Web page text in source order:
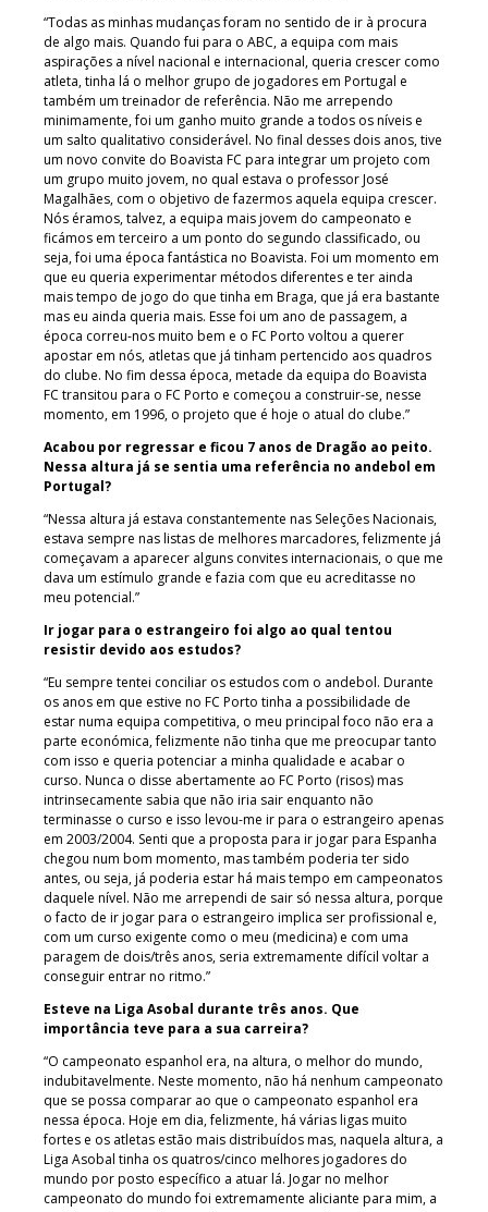
“Todas as minhas mudanças foram no sentido de ir à procura
de algo mais. Quando fui para o ABC, a equipa com mais
aspirações a nível nacional e internacional, queria crescer como
atleta, tinha lá o melhor grupo de jogadores em Portugal e
também um treinador de referência. Não me arrependo
minimamente, foi um ganho muito grande a todos os níveis e
um salto qualitativo considerável. No final desses dois anos, tive
um novo convite do Boavista FC para integrar um projeto com
um grupo muito jovem, no qual estava o professor José
Magalhães, com o objetivo de fazermos aquela equipa crescer.
Nós éramos, talvez, a equipa mais jovem do campeonato e
ficámos em terceiro a um ponto do segundo classificado, ou
seja, foi uma época fantástica no Boavista. Foi um momento em
que eu queria experimentar métodos diferentes e ter ainda
mais tempo de jogo do que tinha em Braga, que já era bastante
mas eu ainda queria mais. Esse foi um ano de passagem, a
época correu-nos muito bem e o FC Porto voltou a querer
apostar em nós, atletas que já tinham pertencido aos quadros
do clube. No fim dessa época, metade da equipa do Boavista
FC transitou para o FC Porto e começou a construir-se, nesse
momento, em 1996, o projeto que é hoje o atual do clube.”
Acabou por regressar e ficou 7 anos de Dragão ao peito.
Nessa altura já se sentia uma referência no andebol em
Portugal?
“Nessa altura já estava constantemente nas Seleções Nacionais,
estava sempre nas listas de melhores marcadores, felizmente já
começavam a aparecer alguns convites internacionais, o que me
dava um estímulo grande e fazia com que eu acreditasse no
meu potencial.”
Ir jogar para o estrangeiro foi algo ao qual tentou
resistir devido aos estudos?
“Eu sempre tentei conciliar os estudos com o andebol. Durante
os anos em que estive no FC Porto tinha a possibilidade de
estar numa equipa competitiva, o meu principal foco não era a
parte económica, felizmente não tinha que me preocupar tanto
com isso e queria potenciar a minha qualidade e acabar o
curso. Nunca o disse abertamente ao FC Porto (risos) mas
intrinsecamente sabia que não iria sair enquanto não
terminasse o curso e isso levou-me ir para o estrangeiro apenas
em 2003/2004. Senti que a proposta para ir jogar para Espanha
chegou num bom momento, mas também poderia ter sido
antes, ou seja, já poderia estar há mais tempo em campeonatos
daquele nível. Não me arrependi de sair só nessa altura, porque
o facto de ir jogar para o estrangeiro implica ser profissional e,
com um curso exigente como o meu (medicina) e com uma
paragem de dois/três anos, seria extremamente difícil voltar a
conseguir entrar no ritmo.”
Esteve na Liga Asobal durante três anos. Que
importância teve para a sua carreira?
“O campeonato espanhol era, na altura, o melhor do mundo,
indubitavelmente. Neste momento, não há nenhum campeonato
que se possa comparar ao que o campeonato espanhol era
nessa época. Hoje em dia, felizmente, há várias ligas muito
fortes e os atletas estão mais distribuídos mas, naquela altura, a
Liga Asobal tinha os quatros/cinco melhores jogadores do
mundo por posto específico a atuar lá. Jogar no melhor
campeonato do mundo foi extremamente aliciante para mim, a